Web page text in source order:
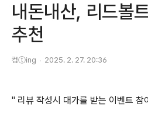
내돈내산, 리드볼
추천
컴ⓣing 2025. 2. 27. 20:36
" 리뷰 작성시 대가를 받는 이벤트 참